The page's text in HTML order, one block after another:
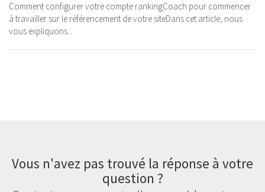
Comment configurer votre compte rankingCoach pour commencer
à travailler sur le référencement de votre siteDans cet article, nous
vous expliquons...
Vous n'avez pas trouvé la réponse à votre
question ?